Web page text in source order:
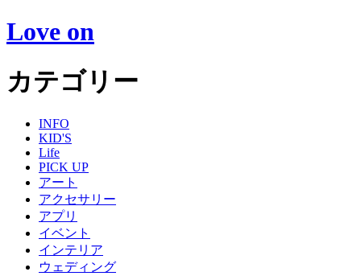
Love on
カテゴリー
INFO
KID'S
Life
PICK UP
アート
アクセサリー
アプリ
イベント
インテリア
ウェディング